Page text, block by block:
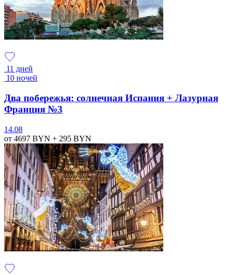
11 дней
10 ночей
Два побережья: солнечная Испания + Лазурная
Франция №3
14.08
от 4697 BYN + 295 BYN